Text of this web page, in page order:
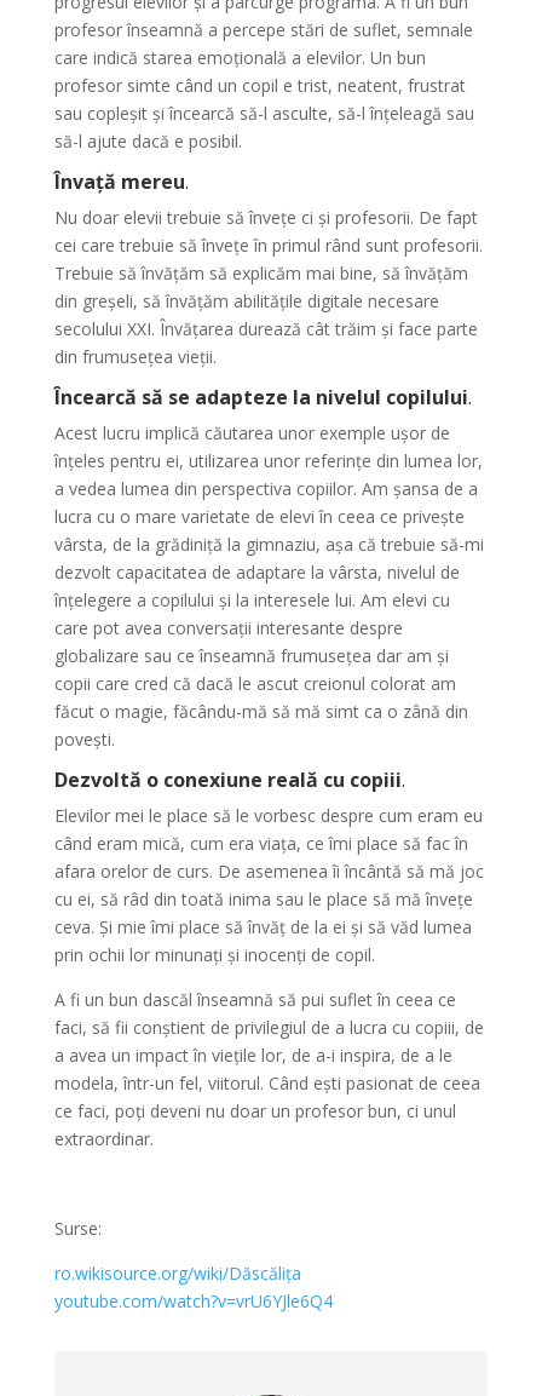
profesor înseamnă a percepe stări de suflet, semnale
care indică starea emoțională a elevilor. Un bun
profesor simte când un copil e trist, neatent, frustrat
sau copleșit și încearcă să-l asculte, să-l înțeleagă sau
să-l ajute dacă e posibil.
Învață mereu.
Nu doar elevii trebuie să învețe ci și profesorii. De fapt
cei care trebuie să învețe în primul rând sunt profesorii.
Trebuie să învățăm să explicăm mai bine, să învățăm
din greșeli, să învățăm abilitățile digitale necesare
secolului XXI. Învățarea durează cât trăim și face parte
din frumusețea vieții.
Încearcă să se adapteze la nivelul copilului.
Acest lucru implică căutarea unor exemple ușor de
înțeles pentru ei, utilizarea unor referințe din lumea lor,
a vedea lumea din perspectiva copiilor. Am șansa de a
lucra cu o mare varietate de elevi în ceea ce privește
vârsta, de la grădiniță la gimnaziu, așa că trebuie să-mi
dezvolt capacitatea de adaptare la vârsta, nivelul de
înțelegere a copilului și la interesele lui. Am elevi cu
care pot avea conversații interesante despre
globalizare sau ce înseamnă frumusețea dar am și
copii care cred că dacă le ascut creionul colorat am
făcut o magie, făcându-mă să mă simt ca o zână din
povești.
Dezvoltă o conexiune reală cu copiii.
Elevilor mei le place să le vorbesc despre cum eram eu
când eram mică, cum era viața, ce îmi place să fac în
afara orelor de curs. De asemenea îi încântă să mă joc
cu ei, să râd din toată inima sau le place să mă învețe
ceva. Și mie îmi place să învăț de la ei și să văd lumea
prin ochii lor minunați și inocenți de copil.
A fi un bun dascăl înseamnă să pui suflet în ceea ce
faci, să fii conștient de privilegiul de a lucra cu copiii, de
a avea un impact în viețile lor, de a-i inspira, de a le
modela, într-un fel, viitorul. Când ești pasionat de ceea
ce faci, poți deveni nu doar un profesor bun, ci unul
extraordinar.
Surse:
ro.wikisource.org/wiki/Dăscălița
youtube.com/watch?v=vrU6YJle6Q4